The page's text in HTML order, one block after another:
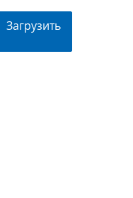
Загрузить